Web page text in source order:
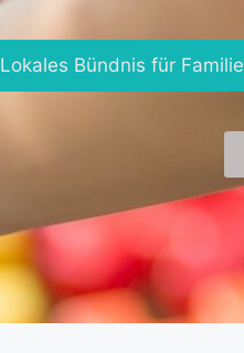
Lokales Bündnis für Familie